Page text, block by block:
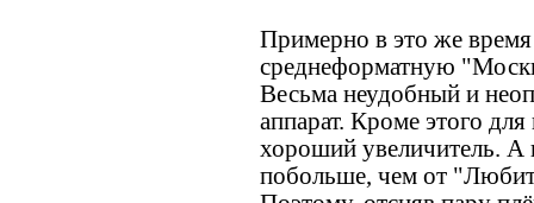
Примерно в это же
среднеформатную
Весьма неудобный и
аппарат. Кроме этого
хороший увеличитель. А
побольше, чем от